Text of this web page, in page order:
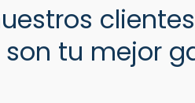
son tu mejor